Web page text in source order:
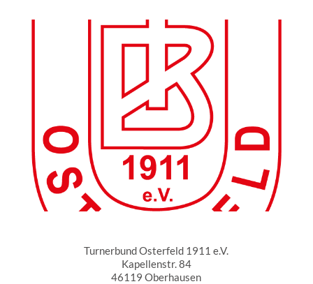
Turnerbund Osterfeld 1911 e.V.
Kapellenstr. 84
46119 Oberhausen